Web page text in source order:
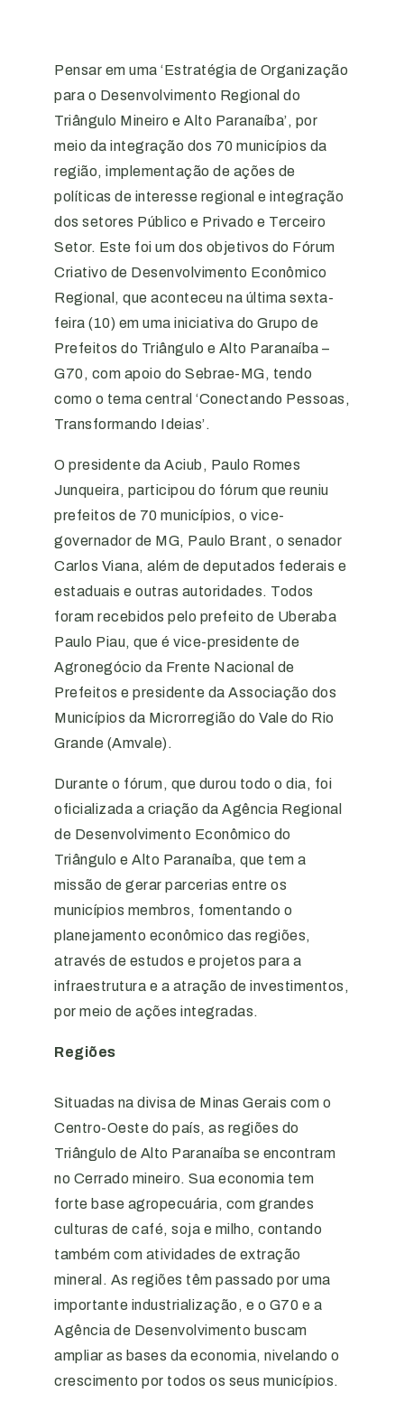
Pensar em uma ‘Estratégia de Organização
para o Desenvolvimento Regional do
Triângulo Mineiro e Alto Paranaíba’, por
meio da integração dos 70 municípios da
região, implementação de ações de
políticas de interesse regional e integração
dos setores Público e Privado e Terceiro
Setor. Este foi um dos objetivos do Fórum
Criativo de Desenvolvimento Econômico
Regional, que aconteceu na última sexta-
feira (10) em uma iniciativa do Grupo de
Prefeitos do Triângulo e Alto Paranaíba –
G70, com apoio do Sebrae-MG, tendo
como o tema central ‘Conectando Pessoas,
Transformando Ideias’.
O presidente da Aciub, Paulo Romes
Junqueira, participou do fórum que reuniu
prefeitos de 70 municípios, o vice-
governador de MG, Paulo Brant, o senador
Carlos Viana, além de deputados federais e
estaduais e outras autoridades. Todos
foram recebidos pelo prefeito de Uberaba
Paulo Piau, que é vice-presidente de
Agronegócio da Frente Nacional de
Prefeitos e presidente da Associação dos
Municípios da Microrregião do Vale do Rio
Grande (Amvale).
Durante o fórum, que durou todo o dia, foi
oficializada a criação da Agência Regional
de Desenvolvimento Econômico do
Triângulo e Alto Paranaíba, que tem a
missão de gerar parcerias entre os
municípios membros, fomentando o
planejamento econômico das regiões,
através de estudos e projetos para a
infraestrutura e a atração de investimentos,
por meio de ações integradas.
Regiões
Situadas na divisa de Minas Gerais com o
Centro-Oeste do país, as regiões do
Triângulo de Alto Paranaíba se encontram
no Cerrado mineiro. Sua economia tem
forte base agropecuária, com grandes
culturas de café, soja e milho, contando
também com atividades de extração
mineral. As regiões têm passado por uma
importante industrialização, e o G70 e a
Agência de Desenvolvimento buscam
ampliar as bases da economia, nivelando o
crescimento por todos os seus municípios.